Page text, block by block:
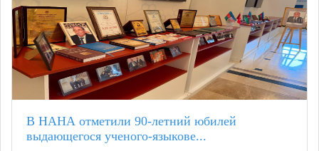
В НАНА отметили 90-летний юбилей
выдающегося ученого-языкове...